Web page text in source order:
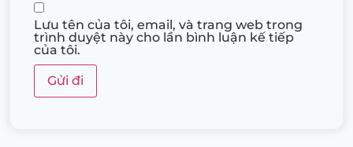
Lưu tên của tôi, email, và trang web trong
trình duyệt này cho lần bình luận kế tiếp
của tôi.